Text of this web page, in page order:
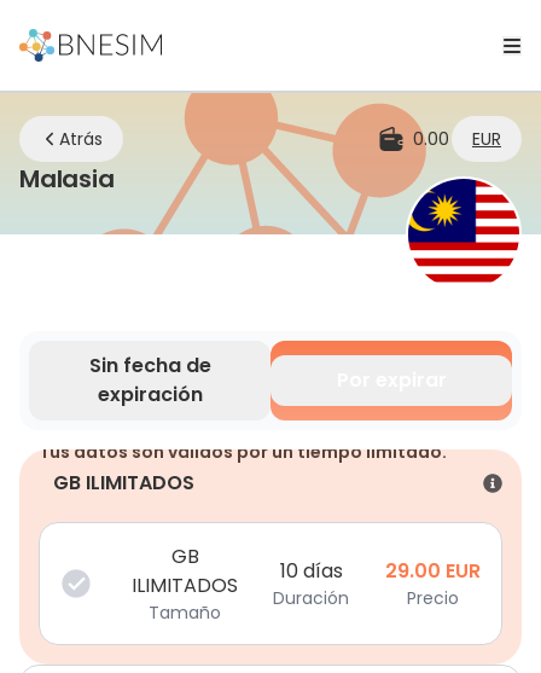
Atrás 0.00 EUR
MalasiaeSIM | Mantente conectado
Sin fecha de
expiración
Tus datos son válidos por un tiempo limitado.
GB ILIMITADOS
GB
ILIMITADOS
Tamaño
10 días
Duración
29.00 EUR
Precio